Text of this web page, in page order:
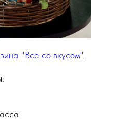
"Все со вкусом"